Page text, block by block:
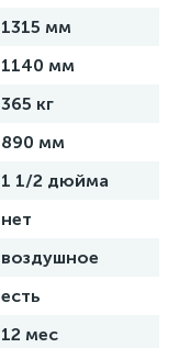
1315 мм
1140 мм
365 кг
890 мм
1 1/2 дюйма
нет
воздушное
есть
12 мес